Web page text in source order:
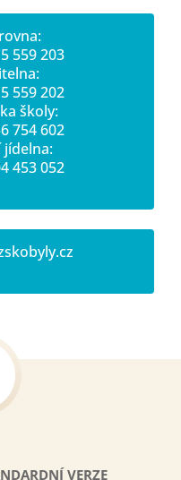
559 203
559 202
školy:
754 602
jídelna:
453 052
.cz
VERZE